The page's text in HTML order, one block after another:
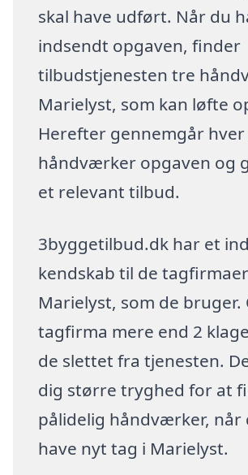
skal have udført. Når du
indsendt opgaven, finder
tilbudstjenesten tre
Marielyst, som kan løfte
Herefter gennemgår
håndværker opgaven og
et relevant tilbud.
3byggetilbud.dk har et
kendskab til de
Marielyst, som de bruger.
tagfirma mere end 2
de slettet fra tjenesten.
dig større tryghed for at
pålidelig håndværker, når
have nyt tag i Marielyst.